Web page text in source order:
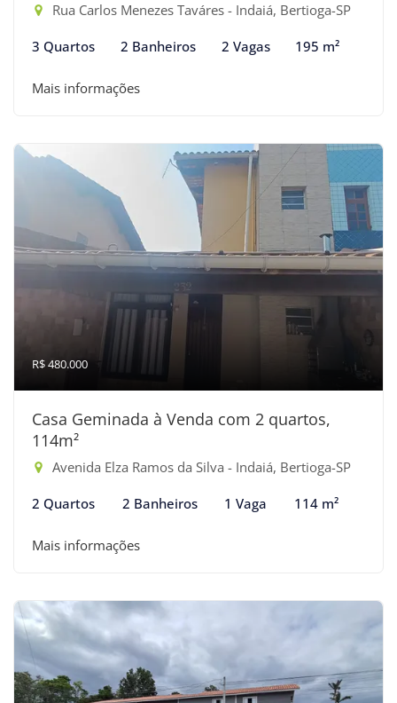
Rua Carlos Menezes Taváres - Indaiá, Bertioga-SP
3 Quartos 2 Banheiros 2 Vagas 195 m²
Mais informações
R$ 480.000
Casa Geminada à Venda com 2 quartos,
114m²
Avenida Elza Ramos da Silva - Indaiá, Bertioga-SP
2 Quartos 2 Banheiros 1 Vaga 114 m²
Mais informações